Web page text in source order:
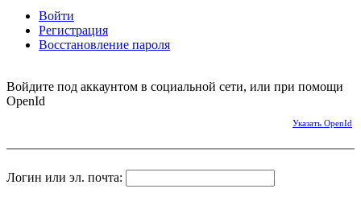
Войти
Регистрация
Восстановление пароля
Войдите под аккаунтом в социальной сети, или при помощи
OpenId
Указать OpenId
Логин или эл. почта: